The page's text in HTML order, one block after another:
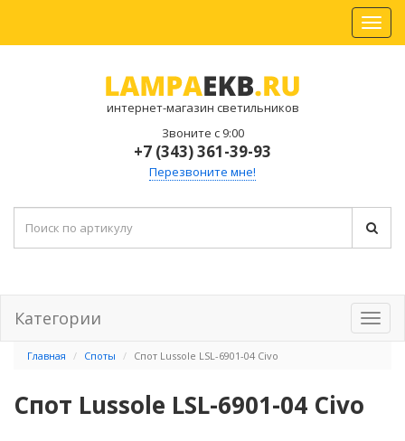
интернет-магазин светильников
Звоните с 9:00
+7 (343) 361-39-93
Перезвоните мне!
Категории
Главная Споты Спот Lussole LSL-6901-04 Civo
Спот Lussole LSL-6901-04 Civo